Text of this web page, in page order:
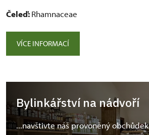
Čeleď:Rhamnaceae
VÍCE INFORMACÍ
Bylinkářství na nádvoří
...navštivte náš provoněný obchůdek